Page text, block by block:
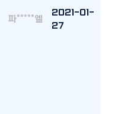
파*****엘
2021-01-
27